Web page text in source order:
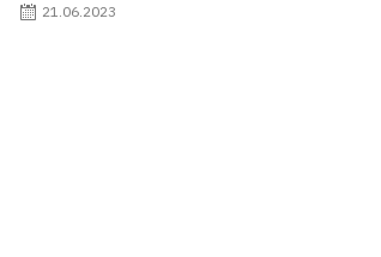
21.06.2023